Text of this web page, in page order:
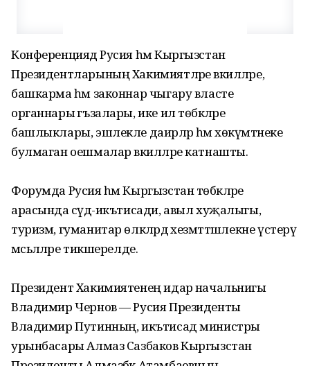
Конференциядә Русия һәм Кыргызстан
Президентларының Хакимиятләре вәкилләре,
башкарма һәм законнар чыгару власте
органнары әгъзалары, ике ил төбәкләре
башлыклары, эшлекле даирәләр һәм хөкүмәтнеке
булмаган оешмалар вәкилләре катнашты.
Форумда Русия һәм Кыргызстан төбәкләре
арасында сәүдә-икътисади, авыл хуҗалыгы,
туризм, гуманитар өлкәләрдә хезмәттәшлекне үстерү
мәсьәләләре тикшерелде.
Президент Хакимиятенең идарә начальнигы
Владимир Чернов — Русия Президенты
Владимир Путинның, икътисад министры
урынбасары Алмаз Сазбаков Кыргызстан